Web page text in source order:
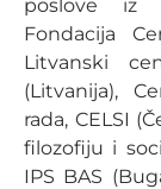
poslove iz
Fondacija
Litvanski
(Litvanija),
rada, CELSI
filozofiju i
IPS BAS